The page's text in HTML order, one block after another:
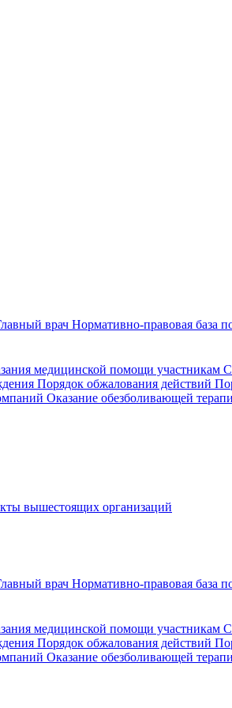
врач Нормативно-правовая база
медицинской помощи участникам
Порядок обжалования действий
Оказание обезболивающей
вышестоящих организаций
врач Нормативно-правовая база
медицинской помощи участникам
Порядок обжалования действий
Оказание обезболивающей